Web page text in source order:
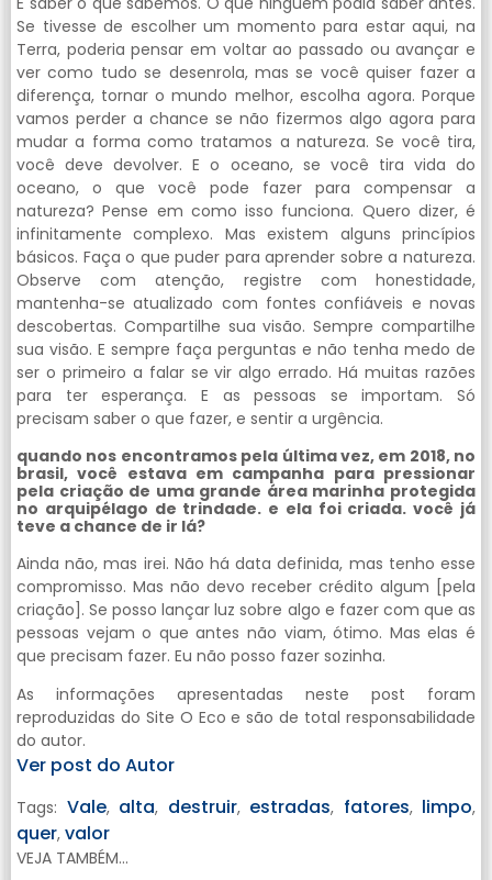
Se tivesse de escolher um momento para estar aqui, na
Terra, poderia pensar em voltar ao passado ou avançar e
ver como tudo se desenrola, mas se você quiser fazer a
diferença, tornar o mundo melhor, escolha agora. Porque
vamos perder a chance se não fizermos algo agora para
mudar a forma como tratamos a natureza. Se você tira,
você deve devolver. E o oceano, se você tira vida do
oceano, o que você pode fazer para compensar a
natureza? Pense em como isso funciona. Quero dizer, é
infinitamente complexo. Mas existem alguns princípios
básicos. Faça o que puder para aprender sobre a natureza.
Observe com atenção, registre com honestidade,
mantenha-se atualizado com fontes confiáveis e novas
descobertas. Compartilhe sua visão. Sempre compartilhe
sua visão. E sempre faça perguntas e não tenha medo de
ser o primeiro a falar se vir algo errado. Há muitas razões
para ter esperança. E as pessoas se importam. Só
precisam saber o que fazer, e sentir a urgência.
quando nos encontramos pela última vez, em 2018, no
brasil, você estava em campanha para pressionar
pela criação de uma grande área marinha protegida
no arquipélago de trindade. e ela foi criada. você já
teve a chance de ir lá?
Ainda não, mas irei. Não há data definida, mas tenho esse
compromisso. Mas não devo receber crédito algum [pela
criação]. Se posso lançar luz sobre algo e fazer com que as
pessoas vejam o que antes não viam, ótimo. Mas elas é
que precisam fazer. Eu não posso fazer sozinha.
As informações apresentadas neste post foram
reproduzidas do Site O Eco e são de total responsabilidade
do autor.
Ver post do Autor
Tags: Vale, alta, destruir, estradas, fatores, limpo,
quer, valor
VEJA TAMBÉM...